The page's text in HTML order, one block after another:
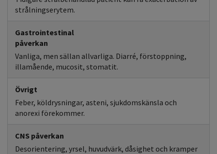
strålningserytem.
Gastrointestinal
påverkan
Vanliga, men sällan allvarliga. Diarré, förstoppning,
illamående, mucosit, stomatit.
Övrigt
Feber, köldrysningar, asteni, sjukdomskänsla och
anorexi förekommer.
CNS påverkan
Desorientering, yrsel, huvudvärk, dåsighet och kramper